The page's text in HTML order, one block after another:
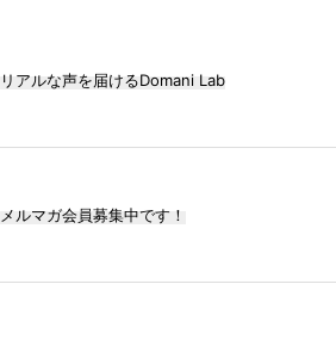
リアルな声を届けるDomani Lab
メルマガ会員募集中です！